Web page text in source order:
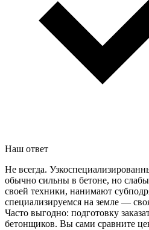
Наш ответ
Не всегда.
обычно сильны в бетоне, но
своей техники, нанимают
специализируемся на земле —
Часто выгодно: подготовку
бетонщиков. Вы сами сравните